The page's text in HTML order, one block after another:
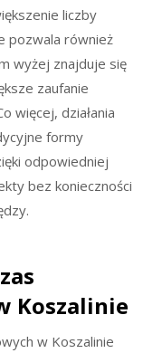
liczby
pozwala również
wyżej znajduje się
zaufanie
więcej, działania
formy
odpowiedniej
bez konieczności
Koszalinie
w Koszalinie